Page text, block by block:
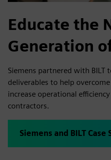
Educate the
Generation
Siemens partnered with BILT
deliverables to help
increase operational
contractors.
Siemens and BILT Case